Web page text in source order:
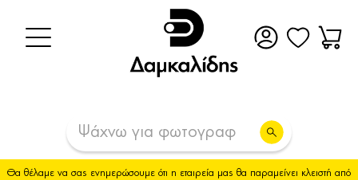
Θα θέλαμε να σας ενημερώσουμε ότι η εταιρεία μας θα παραμείνει κλειστή από